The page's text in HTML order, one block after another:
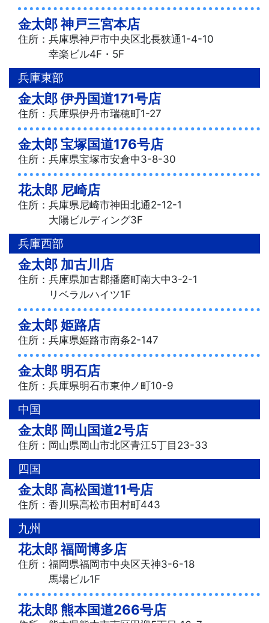
金太郎 神戸三宮本店
住所：兵庫県神戸市中央区北長狭通1-4-10
幸楽ビル4F・5F
兵庫東部
金太郎 伊丹国道171号店
住所：兵庫県伊丹市瑞穂町1-27
金太郎 宝塚国道176号店
住所：兵庫県宝塚市安倉中3-8-30
花太郎 尼崎店
住所：兵庫県尼崎市神田北通2-12-1
大陽ビルディング3F
兵庫西部
金太郎 加古川店
住所：兵庫県加古郡播磨町南大中3-2-1
リベラルハイツ1F
金太郎 姫路店
住所：兵庫県姫路市南条2-147
金太郎 明石店
住所：兵庫県明石市東仲ノ町10-9
中国
金太郎 岡山国道2号店
住所：岡山県岡山市北区青江5丁目23-33
四国
金太郎 高松国道11号店
住所：香川県高松市田村町443
九州
花太郎 福岡博多店
住所：福岡県福岡市中央区天神3-6-18
馬場ビル1F
花太郎 熊本国道266号店